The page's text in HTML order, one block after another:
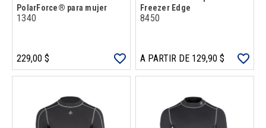
PolarForce® para mujer
1340
229,00 $
Freezer Edge
8450
A PARTIR DE 129,90 $